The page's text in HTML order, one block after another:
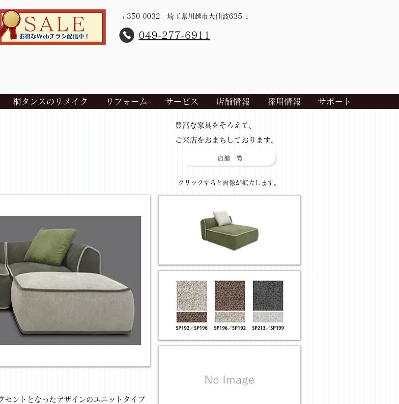
〒350-0032 埼玉県川越市大仙波635-1
​049-277-6911
桐タンスのリメイク リフォーム サービス 店舗情報 採用情報 サポート
セントとなったデザインのユニットタイプ
​豊富な家具をそろえて、
ご来店をおまちしております。
店舗一覧
​クリックすると画像が拡大します。